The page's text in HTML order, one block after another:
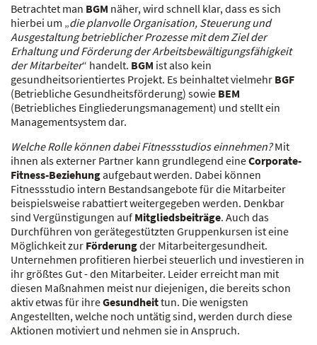
Betrachtet man BGM näher, wird schnell klar, dass es sich
hierbei um „die planvolle Organisation, Steuerung und
Ausgestaltung betrieblicher Prozesse mit dem Ziel der
Erhaltung und Förderung der Arbeitsbewältigungsfähigkeit
der Mitarbeiter“ handelt. BGM ist also kein
gesundheitsorientiertes Projekt. Es beinhaltet vielmehr BGF
(Betriebliche Gesundheitsförderung) sowie BEM
(Betriebliches Eingliederungsmanagement) und stellt ein
Managementsystem dar.
Welche Rolle können dabei Fitnessstudios einnehmen?Mit
ihnen als externer Partner kann grundlegend eineCorporate-
Fitness-Beziehungaufgebaut werden. Dabei können
Fitnessstudio intern Bestandsangebote für die Mitarbeiter
beispielsweise rabattiert weitergegeben werden. Denkbar
sind Vergünstigungen auf Mitgliedsbeiträge. Auch das
Durchführen von gerätegestützten Gruppenkursen ist eine
Möglichkeit zur Förderungder Mitarbeitergesundheit.
Unternehmen profitieren hierbei steuerlich und investieren in
ihr größtes Gut - den Mitarbeiter. Leider erreicht man mit
diesen Maßnahmen meist nur diejenigen, die bereits schon
aktiv etwas für ihreGesundheittun. Die wenigsten
Angestellten, welche noch untätig sind, werden durch diese
Aktionen motiviert und nehmen sie in Anspruch.